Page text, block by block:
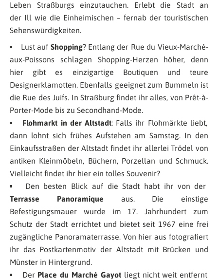
Leben Straßburgs einzutauchen. Erlebt die Stadt an
der Ill wie die Einheimischen – fernab der touristischen
Sehenswürdigkeiten.
Lust auf Shopping? Entlang der Rue du Vieux-Marché-
aux-Poissons schlagen Shopping-Herzen höher, denn
hier gibt es einzigartige Boutiquen und teure
Designerklamotten. Ebenfalls geeignet zum Bummeln ist
die Rue des Juifs. In Straßburg findet ihr alles, von Prêt-à-
Porter-Mode bis zu Secondhand-Mode.
Flohmarkt in der Altstadt: Falls ihr Flohmärkte liebt,
dann lohnt sich frühes Aufstehen am Samstag. In den
Einkaufsstraßen der Altstadt findet ihr allerlei Trödel von
antiken Kleinmöbeln, Büchern, Porzellan und Schmuck.
Vielleicht findet ihr hier ein tolles Souvenir?
Den besten Blick auf die Stadt habt ihr von der
Terrasse Panoramique aus. Die einstige
Befestigungsmauer wurde im 17. Jahrhundert zum
Schutz der Stadt errichtet und bietet seit 1967 eine frei
zugängliche Panoramaterrasse. Von hier aus fotografiert
ihr das Postkartenmotiv der Altstadt mit Brücken und
Münster in Hintergrund.
Der Place du Marché Gayotliegt nicht weit entfernt